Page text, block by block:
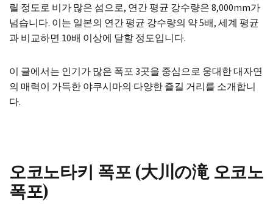
릴 정도로 비가 많은 섬으로, 연간 평균 강수량은 8,000mm가
넘습니다. 이는 일본의 연간 평균 강수량의 약 5배, 세계 평균
과 비교하면 10배 이상에 달할 정도입니다.
이 글에서는 인기가 많은 폭포 3곳을 중심으로 웅대한 대자연
의 매력이 가득한 야쿠시마의 다양한 즐길 거리를 소개합니
다.
오코노타키 폭포 (大川の滝 오코노
폭포)